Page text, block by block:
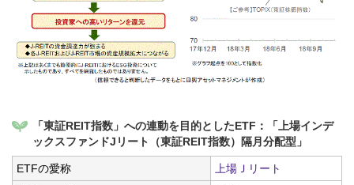
「東証REIT指数」への連動を目的としたETF：「上場インデ
ックスファンドJリート（東証REIT指数）隔月分配型」
ETFの愛称
上場Ｊリート